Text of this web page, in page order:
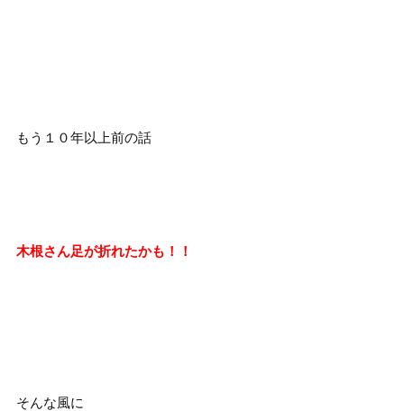
もう１０年以上前の話
木根さん足が折れたかも！！
そんな風に